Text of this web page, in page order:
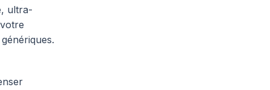
ultra-